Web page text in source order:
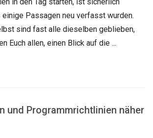
Passagen neu verfasst wurden.
sind fast alle dieselben geblieben,
Euch allen, einen Blick auf die ...
und Programmrichtlinien näher